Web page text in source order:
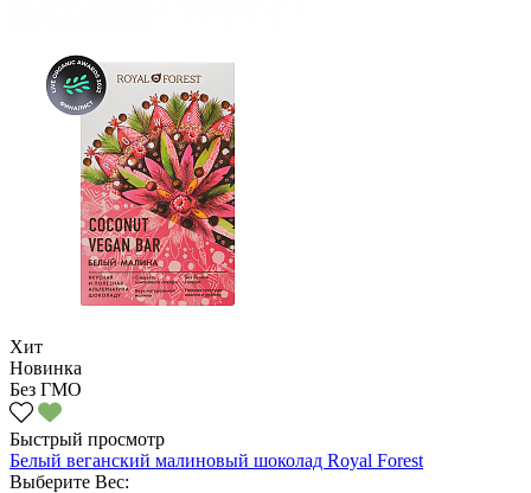
Хит
Новинка
Без ГМО
Быстрый просмотр
Белый веганский малиновый шоколад Royal Forest
Выберите Вес: